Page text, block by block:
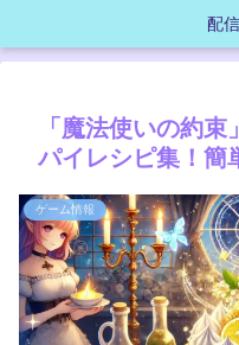
配
「魔法使いの約
パイレシピ集！簡
ゲーム情報